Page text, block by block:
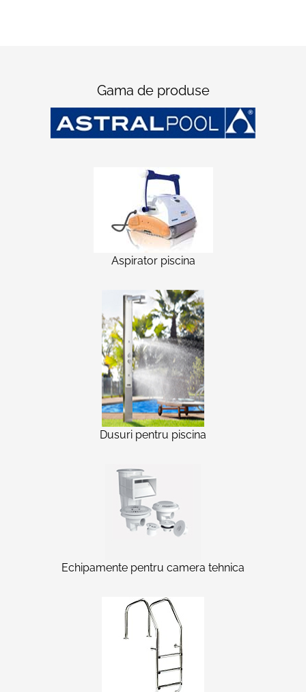
Gama de produse
Aspirator piscina
Dusuri pentru piscina
Echipamente pentru camera tehnica